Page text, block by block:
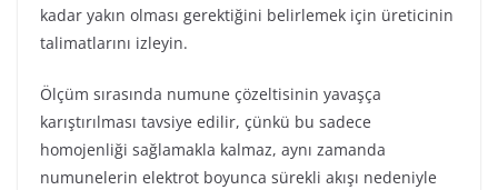
kadar yakın olması gerektiğini belirlemek için üreticinin
talimatlarını izleyin.
Ölçüm sırasında numune çözeltisinin yavaşça
karıştırılması tavsiye edilir, çünkü bu sadece
homojenliği sağlamakla kalmaz, aynı zamanda
numunelerin elektrot boyunca sürekli akışı nedeniyle